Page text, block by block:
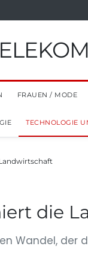
FRAUEN / MODE
TECHNOLOGIE
die
Wandel,